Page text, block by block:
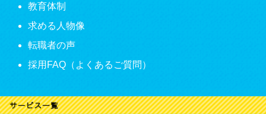
教育体制
求める人物像
転職者の声
採用FAQ（よくあるご質問）